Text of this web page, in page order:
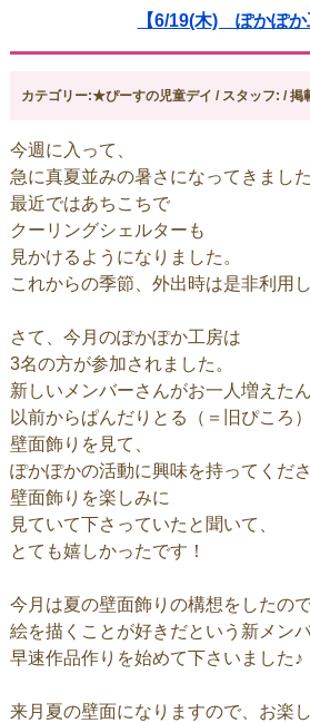
【6/19(木) ぽかぽか
カテゴリー:★ぴーすの児童デイ / スタッフ: / 掲
今週に入って、
急に真夏並みの暑さになってきました
最近ではあちこちで
クーリングシェルターも
見かけるようになりました。
これからの季節、外出時は是非利用
さて、今月のぽかぽか工房は
3名の方が参加されました。
新しいメンバーさんがお一人増えた
以前からぱんだりとる（＝旧ぴころ
壁面飾りを見て、
ぽかぽかの活動に興味を持ってくだ
壁面飾りを楽しみに
見ていて下さっていたと聞いて、
とても嬉しかったです！
今月は夏の壁面飾りの構想をしたので
絵を描くことが好きだという新メンバ
早速作品作りを始めて下さいました♪
来月夏の壁面になりますので、お楽